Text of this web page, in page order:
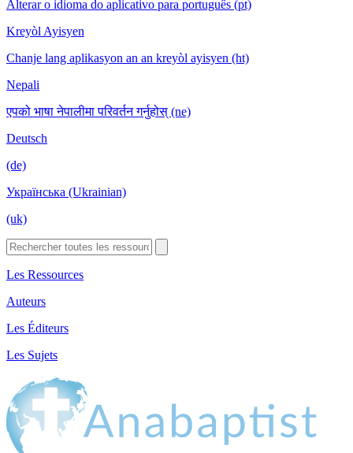
Alterar o idioma do aplicativo para português (pt)
Kreyòl Ayisyen
Chanje lang aplikasyon an an kreyòl ayisyen (ht)
Nepali
एपको भाषा नेपालीमा परिवर्तन गर्नुहोस् (ne)
Deutsch
(de)
Українська (Ukrainian)
(uk)
Les Ressources
Auteurs
Les Éditeurs
Les Sujets